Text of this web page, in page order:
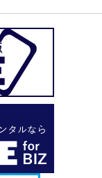
客様と直接や
となりますの
知られたくな
ます。
しているのが、
にもフリーwifi
続に制限があっ
響を受けず、
トを楽しめるポ